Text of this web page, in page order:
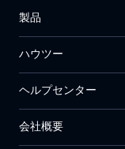
製品
ハウツー
ヘルプセンター
会社概要